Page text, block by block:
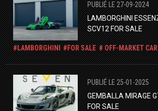
PUBLIÉ LE 27-09-2024
LAMBORGHINI
SCV12 FOR SALE
LAMBORGHINI FOR SALE OFF-MARKET
PUBLIÉ LE 25-01-2025
GEMBALLA MIRAGE
FOR SALE